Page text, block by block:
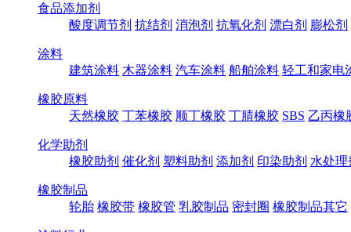
食品添加剂
酸度调节剂 抗结剂 消泡剂 抗氧化剂 漂白剂 膨松剂
涂料
建筑涂料 木器涂料 汽车涂料 船舶涂料 轻工和家电
橡胶原料
天然橡胶 丁苯橡胶 顺丁橡胶 丁腈橡胶 SBS 乙丙橡
化学助剂
橡胶助剂 催化剂 塑料助剂 添加剂 印染助剂 水处理
橡胶制品
轮胎 橡胶带 橡胶管 乳胶制品 密封圈 橡胶制品其它